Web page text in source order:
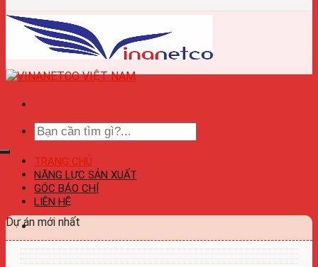
TRANG CHỦ
NĂNG LỰC SẢN XUẤT
GÓC BÁO CHÍ
LIÊN HỆ
Dự án mới nhất